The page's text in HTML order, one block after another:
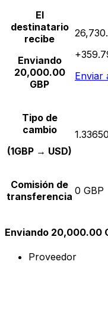
El
destinatario
recibe
Enviando
20,000.00
GBP
Enviar
Tipo de
cambio
(1GBP → USD)
Comisión de
transferencia 0 GBP
Enviando 20,000.00
Proveedor